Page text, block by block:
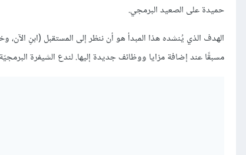
حميدة على الصعيد البرمجي.
الهدف الذي يُنشده هذا المبدأ هو أن ننظر إلى المستقبل (ابنِ
مسبقًا عند إضافة مزايا ووظائف جديدة إليها. لندع الشيفرة